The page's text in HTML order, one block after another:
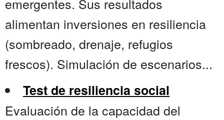
alimentan inversiones en resiliencia
(sombreado, drenaje, refugios
frescos). Simulación de escenarios...
Test de resiliencia social
Evaluación de la capacidad del